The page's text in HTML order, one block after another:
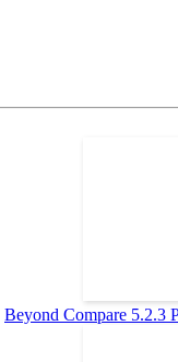
Beyond Compare 5.2.3